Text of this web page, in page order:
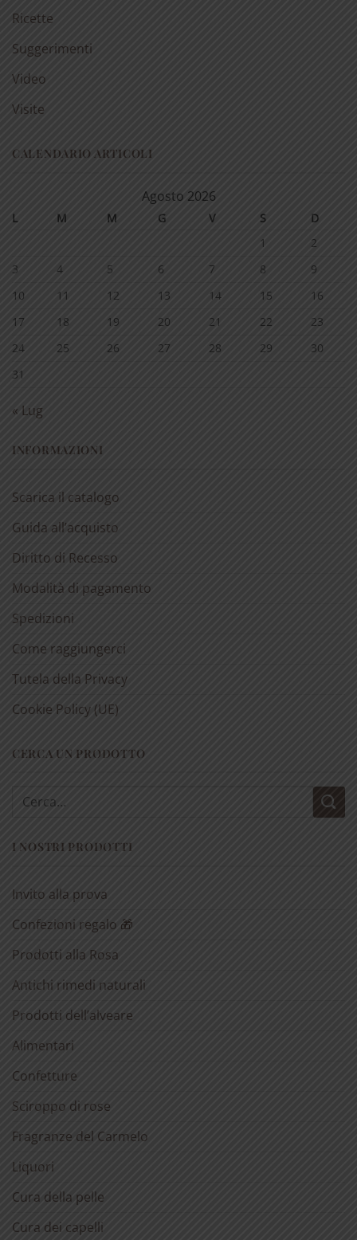
Ricette
Suggerimenti
Video
Visite
CALENDARIO ARTICOLI
Agosto 2026
L M M G V S
D
1
2
3
4 5 6 7 8
9
10
11 12 13 14 15
16
17
18 19 20 21 22
23
24
25 26 27 28 29
30
31
« Lug
INFORMAZIONI
Scarica il catalogo
Guida all’acquisto
Diritto di Recesso
Modalità di pagamento
Spedizioni
Come raggiungerci
Tutela della Privacy
Cookie Policy (UE)
CERCA UN PRODOTTO
Cerca:
I NOSTRI PRODOTTI
Invito alla prova
Confezioni regalo 🎁
Prodotti alla Rosa
Antichi rimedi naturali
Prodotti dell’alveare
Alimentari
Confetture
Sciroppo di rose
Fragranze del Carmelo
Liquori
Cura della pelle
Cura dei capelli